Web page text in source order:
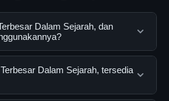
Dalam Sejarah, dan
Dalam Sejarah, adalah layanan
untuk membantu pengguna
lengkap dan terpercaya. Anda
Dalam Sejarah, tersedia